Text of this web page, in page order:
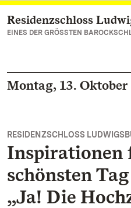
Zum Hauptinhalt
Residenzschloss
EINES DER GRÖSSTEN
Montag, 13. Oktober
RESIDENZSCHLOSS
Inspirationen
schönsten
„Ja! Die